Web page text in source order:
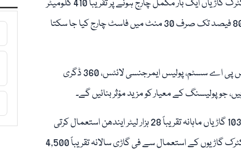
دی گئی۔ بریفنگ میں بتایا گیا کہ یہ ماحول دوست الیکٹرک گاڑیاں ایک بار مکمل چارج ہونے پر تقریباً 410 کلومیٹر
تک سفر کی صلاحیت رکھتی ہیں، جبکہ انہیں 30 سے 80 فیصد تک صرف 30 منٹ میں فاسٹ چارج کیا جا سکتا
حکام کے مطابق ان الیکٹرک گاڑیوں میں جدید سرویلنس پی اے سسٹم، پولیس ایمرجنسی لائٹس، 360 ڈگری
جو پولیسنگ کے معیار کو مزید مؤثر بنائیں گے۔
بریفنگ میں یہ بھی بتایا گیا کہ روایتی پٹرولنگ پر مامور 103 گاڑیاں ماہانہ تقریباً 28 ہزار لیٹر ایندھن استعمال کرتی
ہیں، جس پر 7.42 ملین روپے کے اخراجات آتے ہیں۔ الیکٹرک گاڑیوں کے استعمال سے فی گاڑی سالانہ تقریباً 4,500